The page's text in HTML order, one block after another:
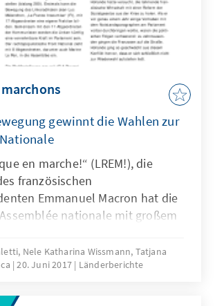
gewinnt die Wahlen zur
en marche!“ (LREM!), die
französischen
Emmanuel Macron hat die
nationale mit großem
stellen. Die absolute
bei 289 Abgeordneten. Die
verbündeten Unabhängigen
Nele Katharina Wissmann, Tatjana
20. Juni 2017 Länderberichte